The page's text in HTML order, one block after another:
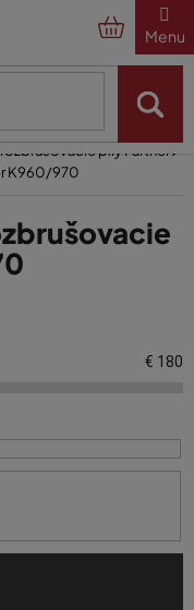
píly Partner
K960/970
€ 180